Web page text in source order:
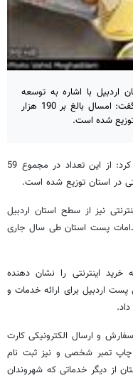
اردبیل با اشاره به توسعه
خدمات الکترونیکی در شرکت پست اردبیل گفت: امسال بالغ بر 190 هزار
شده است.
احمد عبداللهی در گفتگو با خبرنگار مهر اضافه کرد: از این تعداد در مجموع 59
و 401 بسته خرید اینترنتی نیز از سطح استان اردبیل
پست استان طی سال جاری
اینترنتی را نشان دهنده
اردبیل برای ارائه خدمات و
و ارسال الکترونیکی کارت
تمبر شخصی و نیز ثبت نام
از دیگر خدماتی که شهروندان